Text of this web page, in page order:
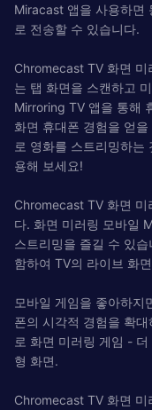
Miracast 앱을 사용하면
로 전송할 수 있습니다.
Chromecast TV 화면
는 탭 화면을 스캔하고
Mirroring TV 앱을 통해
화면 휴대폰 경험을 얻
로 영화를 스트리밍하는
용해 보세요!
Chromecast TV 화면 미
다. 화면 미러링 모바일
스트리밍을 즐길 수 있
함하여 TV의 라이브 화
모바일 게임을 좋아하지
폰의 시각적 경험을 확
로 화면 미러링 게임 -
형 화면.
Chromecast TV 화면 미